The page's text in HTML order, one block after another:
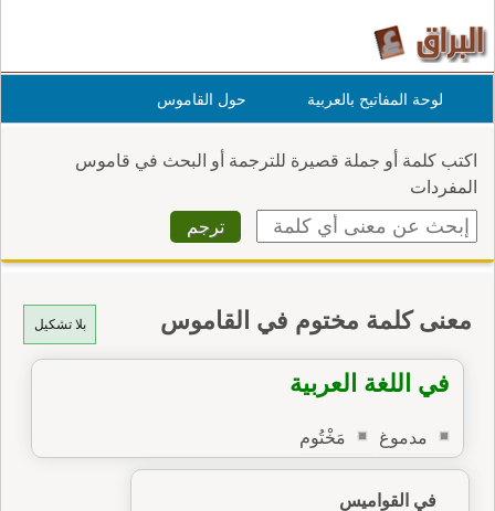
لوحة المفاتيح بالعربية حول القاموس
اكتب كلمة أو جملة قصيرة للترجمة أو البحث في قاموس
المفردات
بلا تشكيل معنى كلمة مختوم في القاموس
في اللغة العربية
مدموغ مَخْتُوم
في القواميس